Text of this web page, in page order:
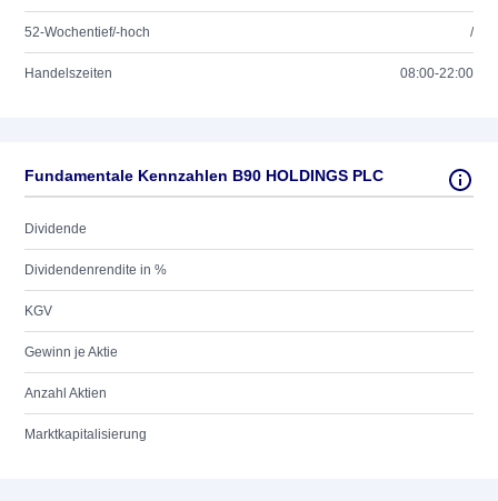
52-Wochentief/-hoch /
Handelszeiten 08:00-22:00
Fundamentale Kennzahlen B90 HOLDINGS PLC
Dividende
Dividendenrendite in %
KGV
Gewinn je Aktie
Anzahl Aktien
Marktkapitalisierung